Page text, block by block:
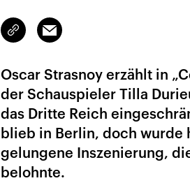
Link
kopieren/teilen
Email
Oscar Strasnoy erzählt in
der Schauspieler Tilla
das Dritte Reich
blieb in Berlin, doch wurde
gelungene Inszenierung,
belohnte.